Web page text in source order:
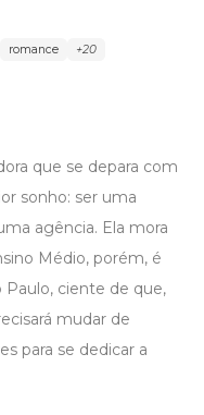
romance +20
que se depara com
sonho: ser uma
agência. Ela mora
Médio, porém, é
Paulo, ciente de que,
mudar de
para se dedicar a